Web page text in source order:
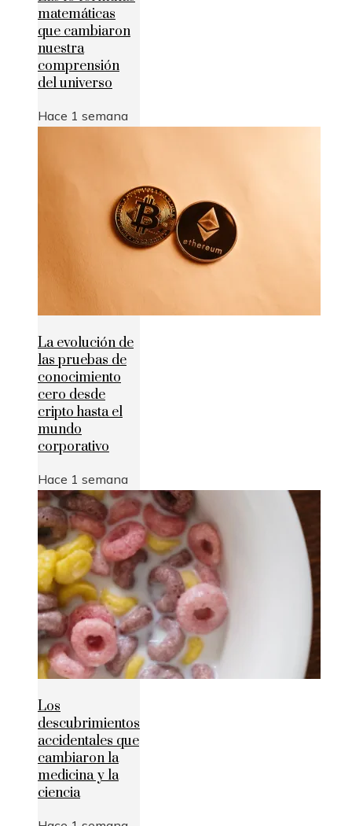
matemáticas
que cambiaron
nuestra
comprensión
del universo
Hace 1 semana
La evolución de
las pruebas de
conocimiento
cero desde
cripto hasta el
mundo
corporativo
Hace 1 semana
Los
descubrimientos
accidentales que
cambiaron la
medicina y la
ciencia